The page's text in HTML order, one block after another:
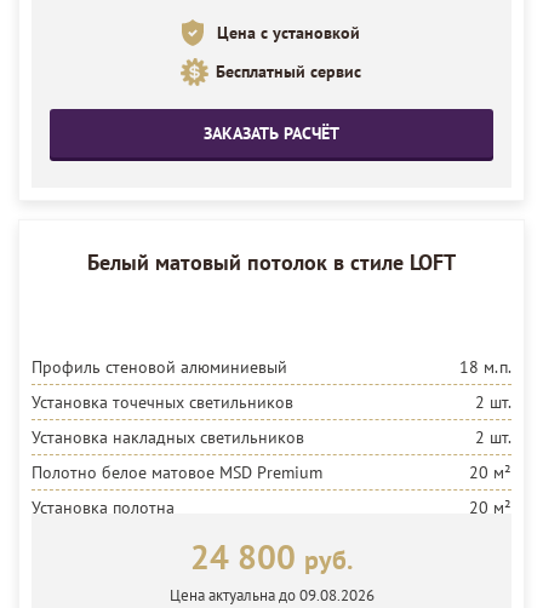
Цена с установкой
Бесплатный сервис
ЗАКАЗАТЬ РАСЧЁТ
Белый матовый потолок в стиле LOFT
Профиль стеновой алюминиевый
18 м.п.
Установка точечных светильников
2 шт.
Установка накладных светильников
2 шт.
Полотно белое матовое MSD Premium
20 м²
Установка полотна
20 м²
24 800 руб.
Цена актуальна до 09.08.2026